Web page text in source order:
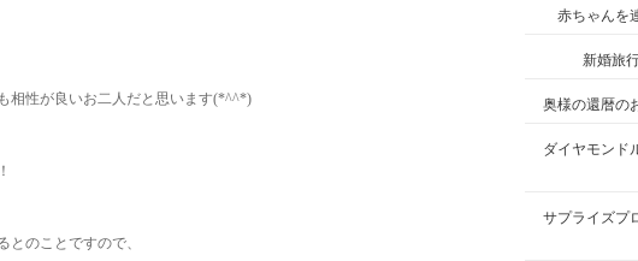
相性が良いお二人だと思います(*^^*)
とのことですので、
赤ちゃんを
新婚旅
奥様の還暦の
ダイヤモンド
サプライズプ